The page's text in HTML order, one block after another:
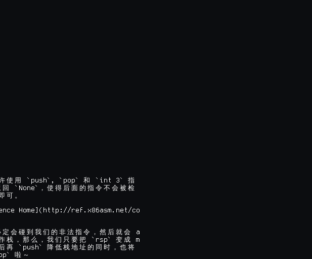
使 用 `push`, `pop` 和 `int 3` 指
回 `None` ， 使 得 后 面 的 指 令 不 会 被 检
可 。
Home](http://ref.x86asm.net/co
定 会 碰 到 我 们 的 非 法 指 令 ， 然 后 就 会
a
栈 ， 那 么 ， 我 们 只 要 把 `rsp` 变 成
m
再 `push` 降 低 栈 地 址 的 同 时 ， 也 将
啦 ～